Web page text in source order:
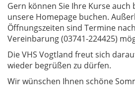
Gern können Sie Ihre Kurse
unsere Homepage buchen.
Öffnungszeiten sind Termine
Vereinbarung (03741-224425)
Die VHS Vogtland freut sich
wieder begrüßen zu dürfen.
Wir wünschen Ihnen schöne